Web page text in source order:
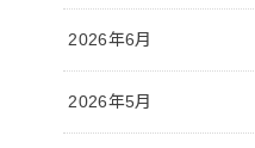
2026年6月
2026年5月